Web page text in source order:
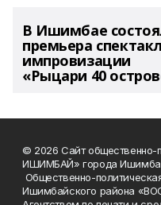
В Ишимбае
премьера
импровизации
«Рыцари 40
© 2026 Сайт общественно-
ИШИМБАЙ» города
Общественно-
Ишимбайского района